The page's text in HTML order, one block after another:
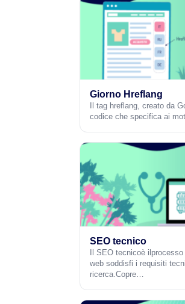
Giorno Hreflang
Il tag hreflang, creato da
codice che specifica ai
SEO tecnico
Il SEO tecnicoè
web soddisfi i requisiti
ricerca.Copre…